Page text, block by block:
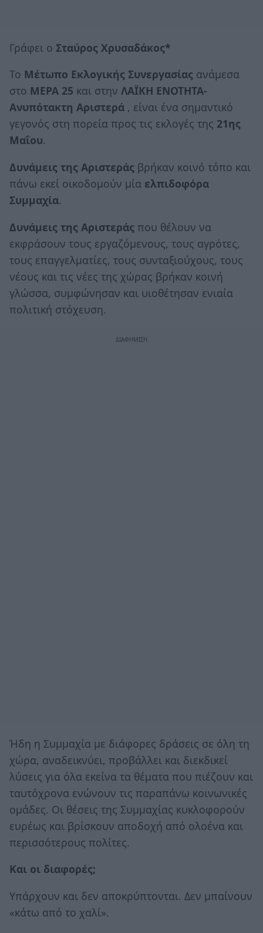
Γράφει ο Σταύρος Χρυσαδάκος*
Το Μέτωπο Εκλογικής Συνεργασίας ανάμεσα
στο ΜΕΡΑ 25 και στην ΛΑΪΚΗ ΕΝΟΤΗΤΑ-
Ανυπότακτη Αριστερά , είναι ένα σημαντικό
γεγονός στη πορεία προς τις εκλογές της 21ης
Μαΐου.
Δυνάμεις της Αριστεράς βρήκαν κοινό τόπο και
πάνω εκεί οικοδομούν μία ελπιδοφόρα
Συμμαχία.
Δυνάμεις της Αριστεράς που θέλουν να
εκφράσουν τους εργαζόμενους, τους αγρότες,
τους επαγγελματίες, τους συνταξιούχους, τους
νέους και τις νέες της χώρας βρήκαν κοινή
γλώσσα, συμφώνησαν και υιοθέτησαν ενιαία
πολιτική στόχευση.
Ήδη η Συμμαχία με διάφορες δράσεις σε όλη τη
χώρα, αναδεικνύει, προβάλλει και διεκδικεί
λύσεις για όλα εκείνα τα θέματα που πιέζουν και
ταυτόχρονα ενώνουν τις παραπάνω κοινωνικές
ομάδες. Οι θέσεις της Συμμαχίας κυκλοφορούν
ευρέως και βρίσκουν αποδοχή από ολοένα και
περισσότερους πολίτες.
Και οι διαφορές;
Υπάρχουν και δεν αποκρύπτονται. Δεν μπαίνουν
«κάτω από το χαλί».